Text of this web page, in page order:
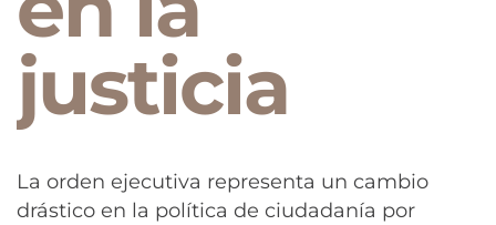
justicia
La orden ejecutiva representa un cambio
drástico en la política de ciudadanía por